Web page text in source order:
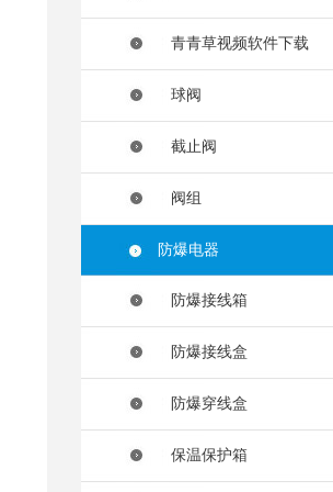
青青草视频软件下载
球阀
截止阀
阀组
防爆电器
防爆接线箱
防爆接线盒
防爆穿线盒
保温保护箱